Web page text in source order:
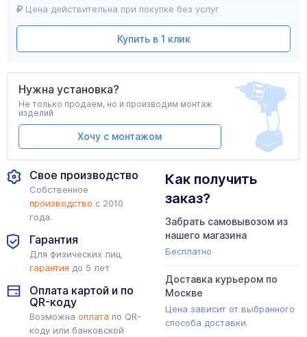
Цена действительна при покупке без услуг
Купить в 1 клик
Свое производство
Собственное
производство с 2010
года.
Гарантия
Для физических лиц
гарантия до 5 лет
Оплата картой и по
QR-коду
Возможна оплата по QR-
коду или банковской
Как получить
заказ?
Забрать самовывозом из
нашего магазина
Бесплатно
Доставка курьером по
Москве
Цена зависит от выбранного
способа доставки
Нужна установка?
Не только продаем, но и производим монтаж
изделий
Хочу с монтажом